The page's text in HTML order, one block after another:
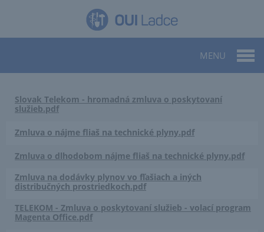
MENU
Slovak Telekom - hromadná zmluva o poskytovaní
služieb.pdf
Zmluva o nájme fliaš na technické plyny.pdf
Zmluva o dlhodobom nájme fliaš na technické plyny.pdf
Zmluva na dodávky plynov vo fľašiach a iných
distribučných prostriedkoch.pdf
TELEKOM - Zmluva o poskytovaní služieb - volací program
Magenta Office.pdf